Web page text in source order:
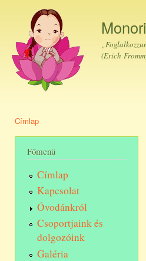
(Erich
Címlap
Főmenü
Címlap
Kapcsolat
Óvodánkról
Csoportjaink és
dolgozóink
Galéria